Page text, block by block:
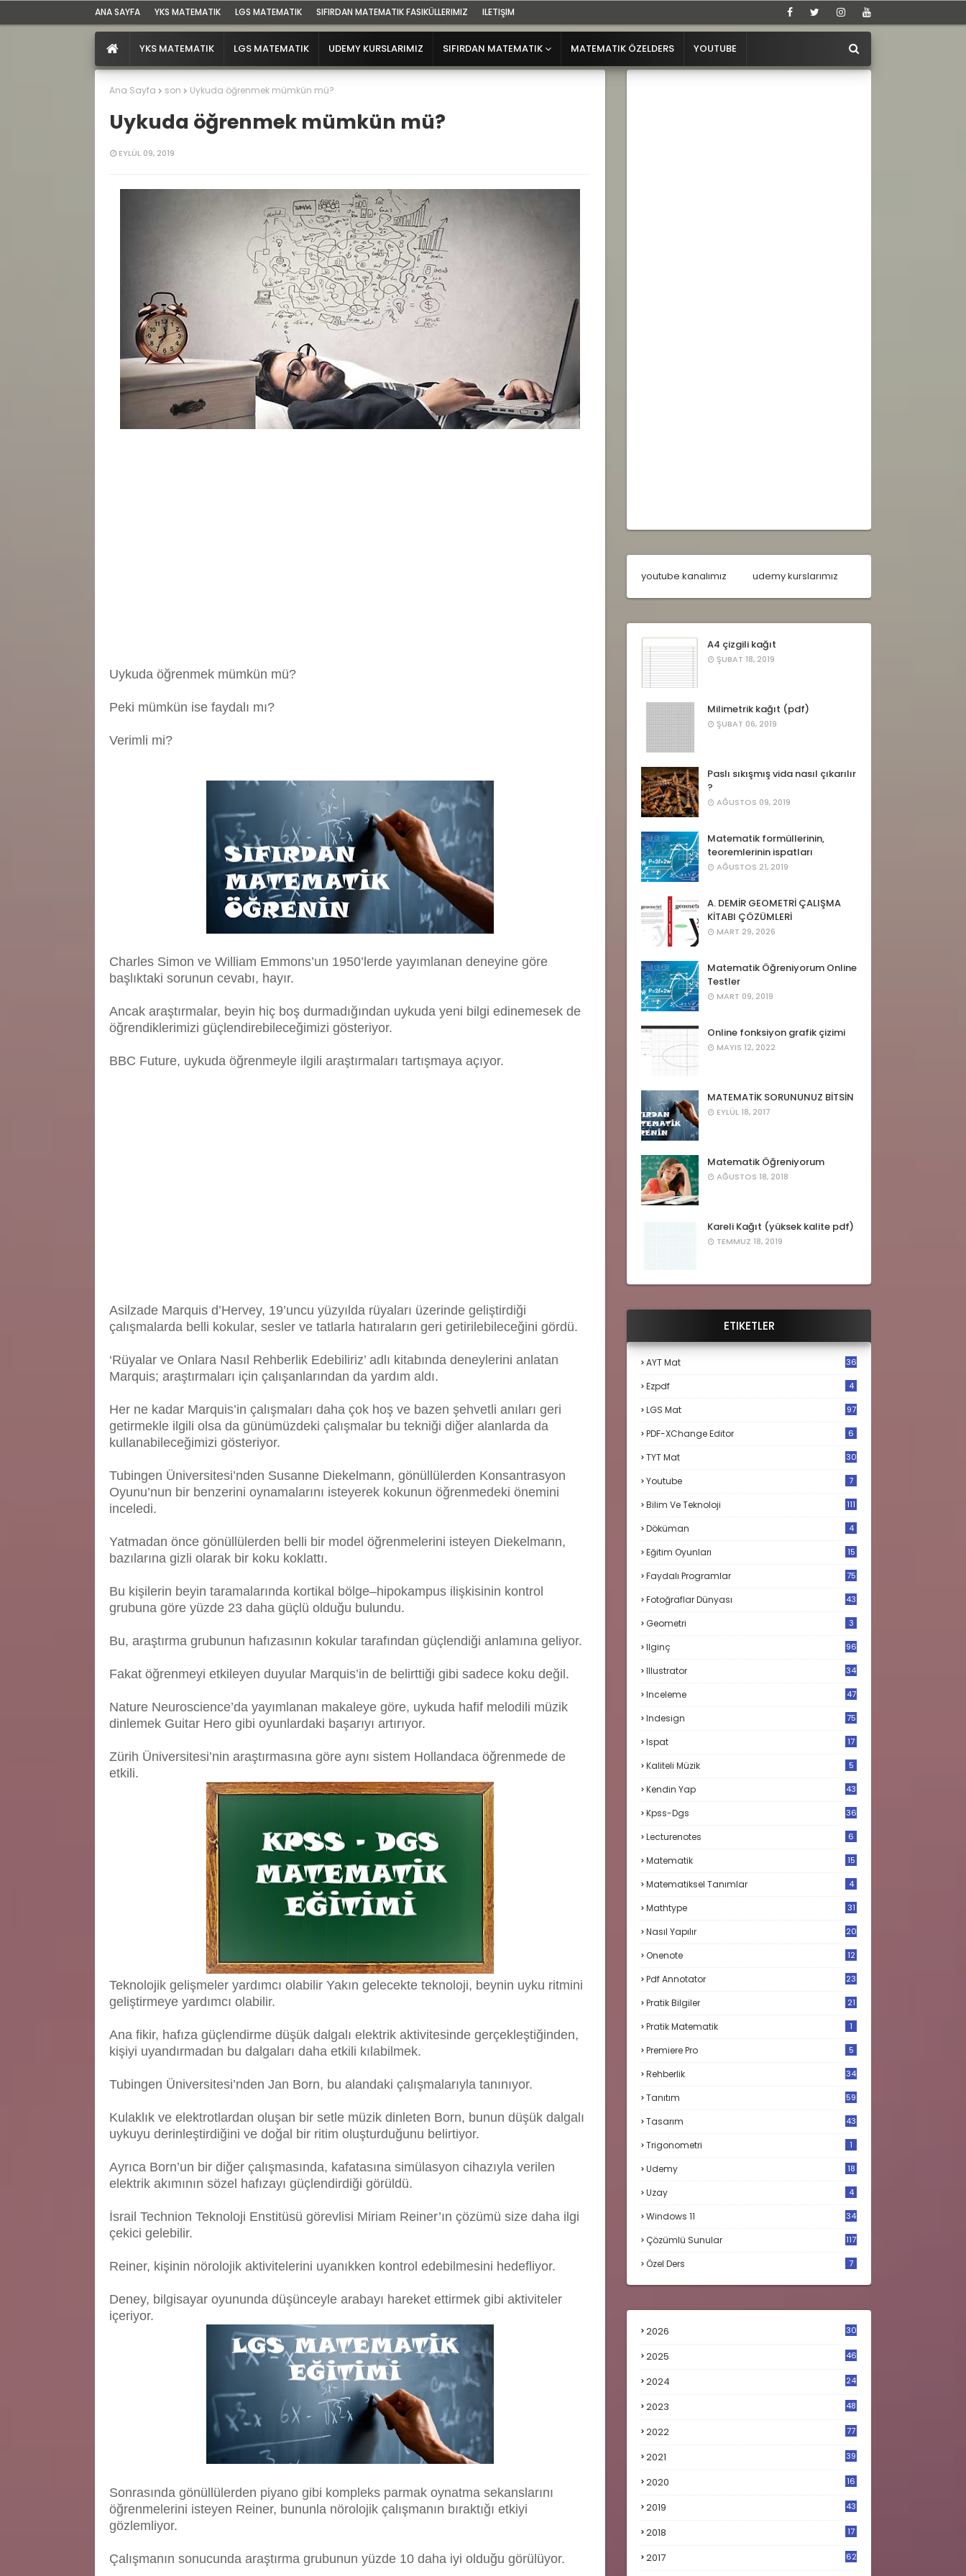
ANA SAYFA YKS MATEMATIK LGS MATEMATIK SIFIRDAN MATEMATIK FASIKÜLLERIMIZ ILETIŞIM
YKS MATEMATIK LGS MATEMATIK UDEMY KURSLARIMIZ SIFIRDAN MATEMATIK MATEMATIK ÖZELDERS YOUTUBE
Ana Sayfa son Uykuda öğrenmek mümkün mü?
Uykuda öğrenmek mümkün mü?
EYLÜL 09, 2019
Uykuda öğrenmek mümkün mü?
Peki mümkün ise faydalı mı?
Verimli mi?
Charles Simon ve William Emmons’un 1950’lerde yayımlanan deneyine göre
başlıktaki sorunun cevabı, hayır.
Ancak araştırmalar, beyin hiç boş durmadığından uykuda yeni bilgi edinemesek de
öğrendiklerimizi güçlendirebileceğimizi gösteriyor.
BBC Future, uykuda öğrenmeyle ilgili araştırmaları tartışmaya açıyor.
Asilzade Marquis d’Hervey, 19’uncu yüzyılda rüyaları üzerinde geliştirdiği
çalışmalarda belli kokular, sesler ve tatlarla hatıraların geri getirilebileceğini gördü.
‘Rüyalar ve Onlara Nasıl Rehberlik Edebiliriz’ adlı kitabında deneylerini anlatan
Marquis; araştırmaları için çalışanlarından da yardım aldı.
Her ne kadar Marquis’in çalışmaları daha çok hoş ve bazen şehvetli anıları geri
getirmekle ilgili olsa da günümüzdeki çalışmalar bu tekniği diğer alanlarda da
kullanabileceğimizi gösteriyor.
Tubingen Üniversitesi’nden Susanne Diekelmann, gönüllülerden Konsantrasyon
Oyunu’nun bir benzerini oynamalarını isteyerek kokunun öğrenmedeki önemini
inceledi.
Yatmadan önce gönüllülerden belli bir model öğrenmelerini isteyen Diekelmann,
bazılarına gizli olarak bir koku koklattı.
Bu kişilerin beyin taramalarında kortikal bölge–hipokampus ilişkisinin kontrol
grubuna göre yüzde 23 daha güçlü olduğu bulundu.
Bu, araştırma grubunun hafızasının kokular tarafından güçlendiği anlamına geliyor.
Fakat öğrenmeyi etkileyen duyular Marquis’in de belirttiği gibi sadece koku değil.
Nature Neuroscience’da yayımlanan makaleye göre, uykuda hafif melodili müzik
dinlemek Guitar Hero gibi oyunlardaki başarıyı artırıyor.
Zürih Üniversitesi’nin araştırmasına göre aynı sistem Hollandaca öğrenmede de
etkili.
Teknolojik gelişmeler yardımcı olabilir Yakın gelecekte teknoloji, beynin uyku ritmini
geliştirmeye yardımcı olabilir.
Ana fikir, hafıza güçlendirme düşük dalgalı elektrik aktivitesinde gerçekleştiğinden,
kişiyi uyandırmadan bu dalgaları daha etkili kılabilmek.
Tubingen Üniversitesi’nden Jan Born, bu alandaki çalışmalarıyla tanınıyor.
Kulaklık ve elektrotlardan oluşan bir setle müzik dinleten Born, bunun düşük dalgalı
uykuyu derinleştirdiğini ve doğal bir ritim oluşturduğunu belirtiyor.
Ayrıca Born’un bir diğer çalışmasında, kafatasına simülasyon cihazıyla verilen
elektrik akımının sözel hafızayı güçlendirdiği görüldü.
İsrail Technion Teknoloji Enstitüsü görevlisi Miriam Reiner’ın çözümü size daha ilgi
çekici gelebilir.
Reiner, kişinin nörolojik aktivitelerini uyanıkken kontrol edebilmesini hedefliyor.
Deney, bilgisayar oyununda düşünceyle arabayı hareket ettirmek gibi aktiviteler
içeriyor.
Sonrasında gönüllülerden piyano gibi kompleks parmak oynatma sekanslarını
öğrenmelerini isteyen Reiner, bununla nörolojik çalışmanın bıraktığı etkiyi
gözlemliyor.
Çalışmanın sonucunda araştırma grubunun yüzde 10 daha iyi olduğu görülüyor.
youtube kanalımız udemy kurslarımız
A4 çizgili kağıt
ŞUBAT 18, 2019
Milimetrik kağıt (pdf)
ŞUBAT 06, 2019
Paslı sıkışmış vida nasıl çıkarılır
?
AĞUSTOS 09, 2019
Matematik formüllerinin,
teoremlerinin ispatları
AĞUSTOS 21, 2019
A. DEMİR GEOMETRİ ÇALIŞMA
KİTABI ÇÖZÜMLERİ
MART 29, 2026
Matematik Öğreniyorum Online
Testler
MART 09, 2019
Online fonksiyon grafik çizimi
MAYIS 12, 2022
MATEMATİK SORUNUNUZ BİTSİN
EYLÜL 18, 2017
Matematik Öğreniyorum
AĞUSTOS 18, 2018
Kareli Kağıt (yüksek kalite pdf)
TEMMUZ 18, 2019
ETIKETLER
AYT Mat 36
Ezpdf 4
LGS Mat 97
PDF-XChange Editor 6
TYT Mat 30
Youtube 7
Bilim Ve Teknoloji 111
Döküman 4
Eğitim Oyunları 15
Faydalı Programlar 75
Fotoğraflar Dünyası 43
Geometri 3
Ilginç 96
Illustrator 34
Inceleme 47
Indesign 75
Ispat
17
Kaliteli Müzik 5
Kendin Yap 43
Kpss-Dgs 36
Lecturenotes 6
Matematik
15
Matematiksel Tanımlar 4
Mathtype 31
Nasıl Yapılır 20
Onenote 12
Pdf Annotator 23
Pratik Bilgiler 21
Pratik Matematik 1
Premiere Pro 5
Rehberlik 34
Tanıtım 59
Tasarım 43
Trigonometri 1
Udemy 18
Uzay 4
Windows 11 34
Çözümlü Sunular 117
Özel Ders 7
2026 30
2025 46
2024 24
2023
48
2022 77
2021 39
2020
16
2019
43
2018
17
2017
62